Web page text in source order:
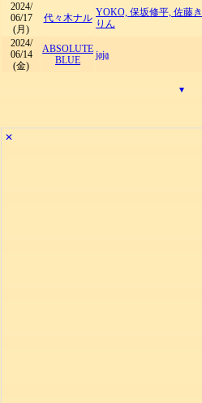
2024/
06/17
(月)
代々木ナル YOKO, 保坂修平, 佐藤き
りん
2024/
06/14
(金)
ABSOLUTE
BLUE
jaja
▾
✕